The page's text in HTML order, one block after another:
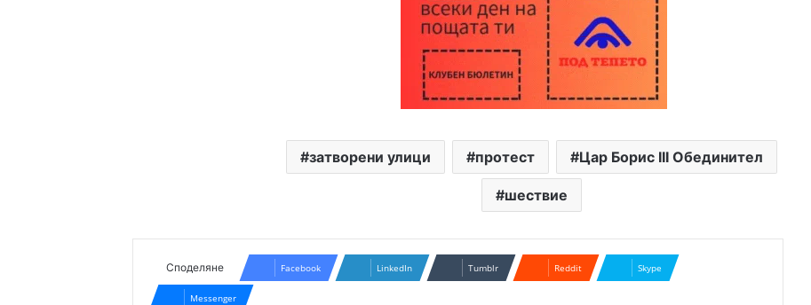
затворени улици протест Цар Борис III Обединител
шествие
Споделяне Facebook LinkedIn Tumblr Reddit Skype
Messenger